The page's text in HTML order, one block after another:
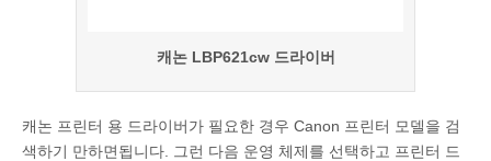
캐논 LBP621cw 드라이버
캐논 프린터 용 드라이버가 필요한 경우 Canon 프린터 모델을 검
색하기 만하면됩니다. 그런 다음 운영 체제를 선택하고 프린터 드